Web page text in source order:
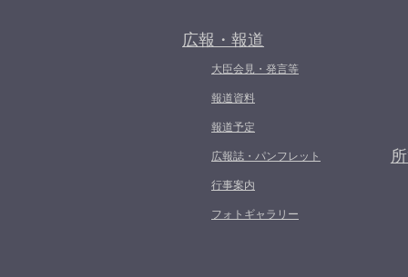
広報・報道
大臣会見・発言等
報道資料
報道予定
広報誌・パンフレット
行事案内
フォトギャラリー